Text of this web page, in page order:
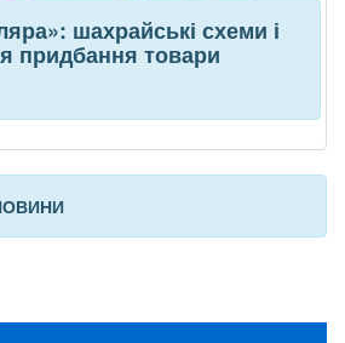
шахрайські схеми і
придбання товари